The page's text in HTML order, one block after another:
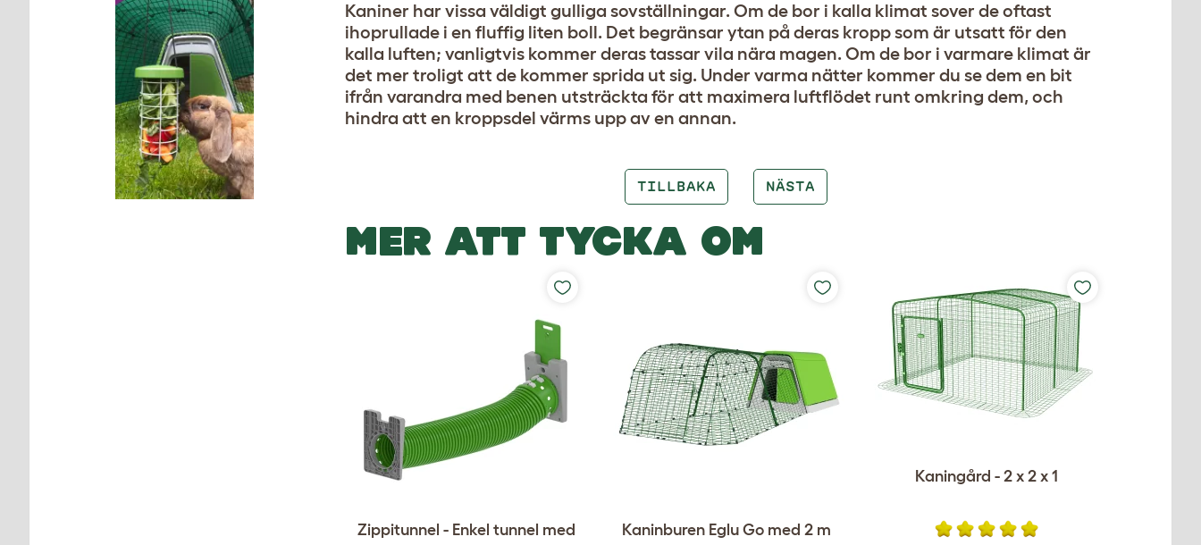
Kaniner har vissa väldigt gulliga sovställningar. Om de bor i kalla klimat sover de oftast
ihoprullade i en fluffig liten boll. Det begränsar ytan på deras kropp som är utsatt för den
kalla luften; vanligtvis kommer deras tassar vila nära magen. Om de bor i varmare klimat är
det mer troligt att de kommer sprida ut sig. Under varma nätter kommer du se dem en bit
ifrån varandra med benen utsträckta för att maximera luftflödet runt omkring dem, och
hindra att en kroppsdel värms upp av en annan.
TILLBAKA NÄSTA
MER ATT TYCKA OM
Zippitunnel - Enkel tunnel med
Kaninburen Eglu Go med 2 m
Kaningård - 2 x 2 x 1